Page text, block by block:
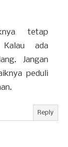
tetap
ada
Jangan
peduli
Reply